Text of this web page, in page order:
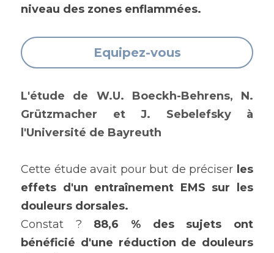
niveau des zones enflammées.
Equipez-vous
L'étude de W.U. Boeckh-Behrens, N.
Grützmacher et J. Sebelefsky à
l'Université de Bayreuth
Cette étude avait pour but de préciser les
effets d'un entraînement EMS sur les
douleurs dorsales.
Constat ? 88,6 % des sujets ont
bénéficié d'une réduction de douleurs